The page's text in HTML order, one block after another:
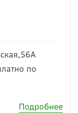
по
Подробнее